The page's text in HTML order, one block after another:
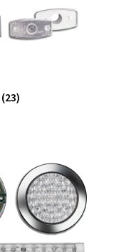
(23)